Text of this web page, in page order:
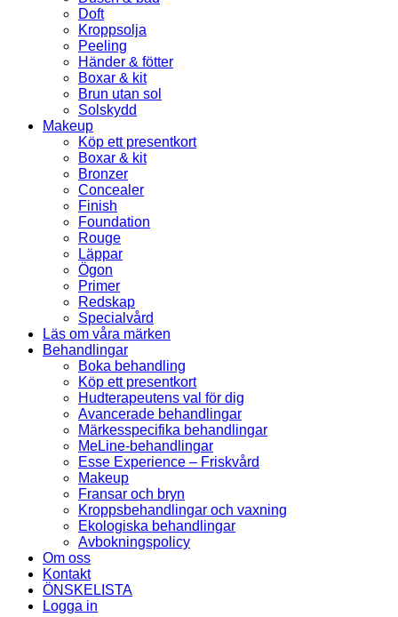
Doft
Kroppsolja
Peeling
Händer & fötter
Boxar & kit
Brun utan sol
Solskydd
Makeup
Köp ett presentkort
Boxar & kit
Bronzer
Concealer
Finish
Foundation
Rouge
Läppar
Ögon
Primer
Redskap
Specialvård
Läs om våra märken
Behandlingar
Boka behandling
Köp ett presentkort
Hudterapeutens val för dig
Avancerade behandlingar
Märkesspecifika behandlingar
MeLine-behandlingar
Esse Experience – Friskvård
Makeup
Fransar och bryn
Kroppsbehandlingar och vaxning
Ekologiska behandlingar
Avbokningspolicy
Om oss
Kontakt
ÖNSKELISTA
Logga in